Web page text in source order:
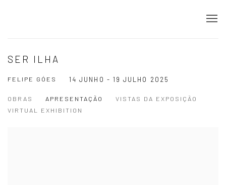
SER ILHA
FELIPE GÓES 14 JUNHO - 19 JULHO 2025
OBRAS APRESENTAÇÃO
VISTAS DA EXPOSIÇÃO
VIRTUAL EXHIBITION